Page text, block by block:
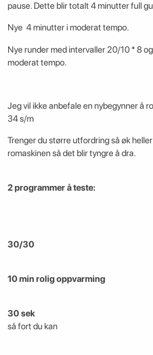
pause. Dette blir totalt 4 minutter full
Nye 4 minutter i moderat tempo.
Nye runder med intervaller 20/10 * 8
moderat tempo.
Jeg vil ikke anbefale en nybegynner å
34 s/m
Trenger du større utfordring så øk
romaskinen så det blir tyngre å dra.
2 programmer å teste:
30/30
10 min rolig oppvarming
30 sek
så fort du kan